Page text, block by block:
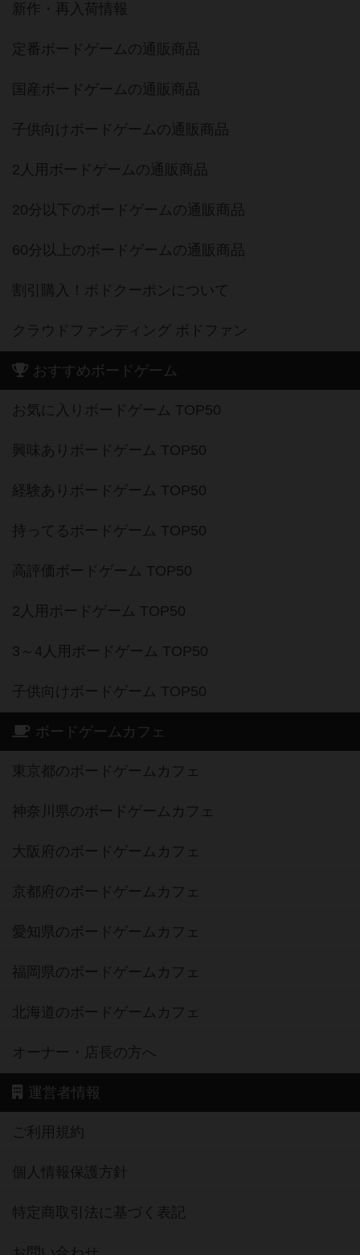
新作・再入荷情報
定番ボードゲームの通販商品
国産ボードゲームの通販商品
子供向けボードゲームの通販商品
2人用ボードゲームの通販商品
20分以下のボードゲームの通販商品
60分以上のボードゲームの通販商品
割引購入！ボドクーポンについて
クラウドファンディング ボドファン
おすすめボードゲーム
お気に入りボードゲーム TOP50
興味ありボードゲーム TOP50
経験ありボードゲーム TOP50
持ってるボードゲーム TOP50
高評価ボードゲーム TOP50
2人用ボードゲーム TOP50
3～4人用ボードゲーム TOP50
子供向けボードゲーム TOP50
ボードゲームカフェ
東京都のボードゲームカフェ
神奈川県のボードゲームカフェ
大阪府のボードゲームカフェ
京都府のボードゲームカフェ
愛知県のボードゲームカフェ
福岡県のボードゲームカフェ
北海道のボードゲームカフェ
オーナー・店長の方へ
運営者情報
ご利用規約
個人情報保護方針
特定商取引法に基づく表記